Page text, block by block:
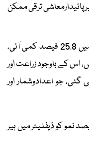
ترقی ممکن
رپورٹ میں بتایا گیا کہ غذائی برآمدات میں 25.8 فیصد کمی آئی،
فیصد بڑھ گئیں، اس کے باوجود زراعت اور
جو اعدادوشمار اور
بی ڈی نے صنعتی شعبے کی 9.4 فیصد نمو کو ڈیفلیٹر میں ہیر